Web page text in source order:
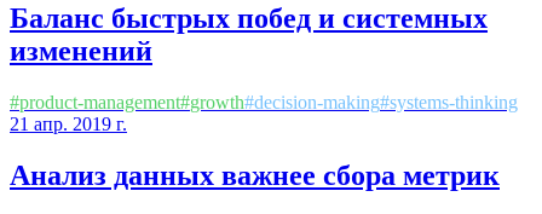
Баланс быстрых побед и системных
изменений
#product-management#growth#decision-making#systems-thinking
21 апр. 2019 г.
Анализ данных важнее сбора метрик